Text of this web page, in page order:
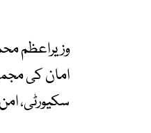
وزیراعظم
امان کی
سکیورٹی،